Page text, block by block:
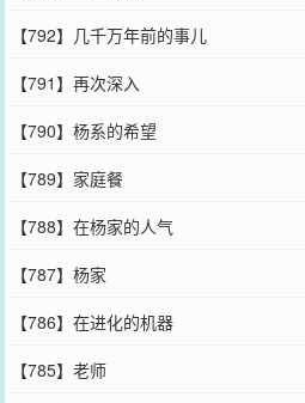
【792】几千万年前的事儿
【791】再次深入
【790】杨系的希望
【789】家庭餐
【788】在杨家的人气
【787】杨家
【786】在进化的机器
【785】老师